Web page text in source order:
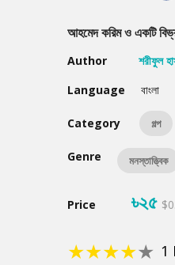
আহমেদ করিম ও একটি
Author
শরীফুল
Language
বাংলা
Category গল্প
Genre মনস্তাত্ত্বিক
Price ৳২৫
★★★★★ 1